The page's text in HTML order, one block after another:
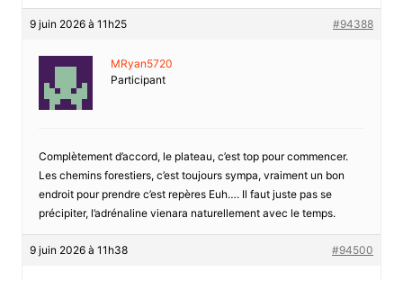
9 juin 2026 à 11h25 #94388
MRyan5720
Participant
Complètement d’accord, le plateau, c’est top pour commencer.
Les chemins forestiers, c’est toujours sympa, vraiment un bon
endroit pour prendre c’est repères Euh…. Il faut juste pas se
précipiter, l’adrénaline vienara naturellement avec le temps.
9 juin 2026 à 11h38 #94500